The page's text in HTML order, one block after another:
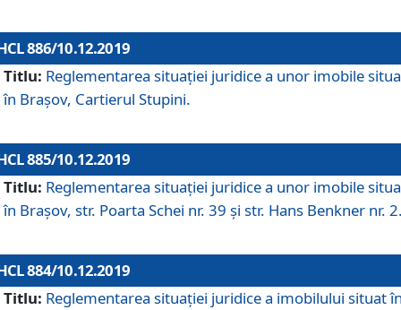
886/10.12.2019
Titlu: Reglementarea situaţiei juridice a unor imobile
în Braşov, Cartierul Stupini.
885/10.12.2019
Titlu: Reglementarea situației juridice a unor imobile
în Brașov, str. Poarta Schei nr. 39 și str. Hans Benkner nr.
884/10.12.2019
Titlu: Reglementarea situației juridice a imobilului situat